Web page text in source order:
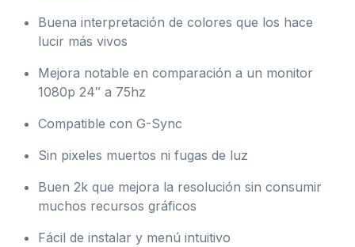
Buena interpretación de colores que los hace
lucir más vivos
Mejora notable en comparación a un monitor
1080p 24″ a 75hz
Compatible con G-Sync
Sin pixeles muertos ni fugas de luz
Buen 2k que mejora la resolución sin consumir
muchos recursos gráficos
Fácil de instalar y menú intuitivo